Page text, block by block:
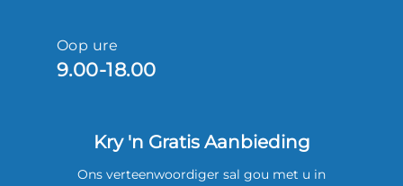
Oop ure
9.00-18.00
Kry 'n Gratis Aanbieding
Ons verteenwoordiger sal gou met u in